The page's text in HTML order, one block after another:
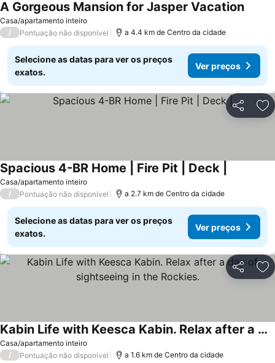
Casa/apartamento inteiro
A Gorgeous Mansion for Jasper Vacation
/ Pontuação não disponível a 4.4 km de Centro da cidade
Selecione as datas para ver os preços
exatos.
Ver preços
Partilhar
Casa/apartamento inteiro
Spacious 4-BR Home | Fire Pit | Deck |
/ Pontuação não disponível a 2.7 km de Centro da cidade
Selecione as datas para ver os preços
exatos.
Ver preços
Partilhar
Casa/apartamento inteiro
Kabin Life with Keesca Kabin. Relax after a day of sightseeing in the Rockies.
/ Pontuação não disponível a 1.6 km de Centro da cidade